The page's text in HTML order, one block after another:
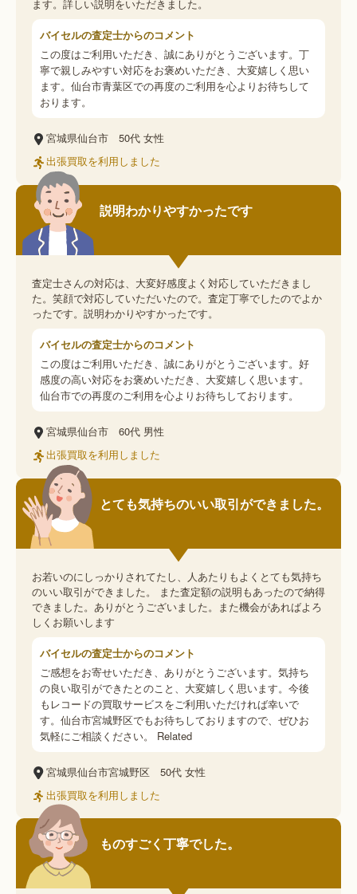
ます。詳しい説明をいただきました。
バイセルの査定士からのコメント
この度はご利用いただき、誠にありがとうございます。丁
寧で親しみやすい対応をお褒めいただき、大変嬉しく思い
ます。仙台市青葉区での再度のご利用を心よりお待ちして
おります。
宮城県仙台市 50代 女性
出張買取を利用しました
説明わかりやすかったです
査定士さんの対応は、大変好感度よく対応していただきまし
た。笑顔で対応していただいたので。査定丁寧でしたのでよか
ったです。説明わかりやすかったです。
バイセルの査定士からのコメント
この度はご利用いただき、誠にありがとうございます。好
感度の高い対応をお褒めいただき、大変嬉しく思います。
仙台市での再度のご利用を心よりお待ちしております。
宮城県仙台市 60代 男性
出張買取を利用しました
とても気持ちのいい取引ができました。
お若いのにしっかりされてたし、人あたりもよくとても気持ち
のいい取引ができました。 また査定額の説明もあったので納得
できました。ありがとうございました。また機会があればよろ
しくお願いします
バイセルの査定士からのコメント
ご感想をお寄せいただき、ありがとうございます。気持ち
の良い取引ができたとのこと、大変嬉しく思います。今後
もレコードの買取サービスをご利用いただければ幸いで
す。仙台市宮城野区でもお待ちしておりますので、ぜひお
気軽にご相談ください。 Related
宮城県仙台市宮城野区 50代 女性
出張買取を利用しました
ものすごく丁寧でした。